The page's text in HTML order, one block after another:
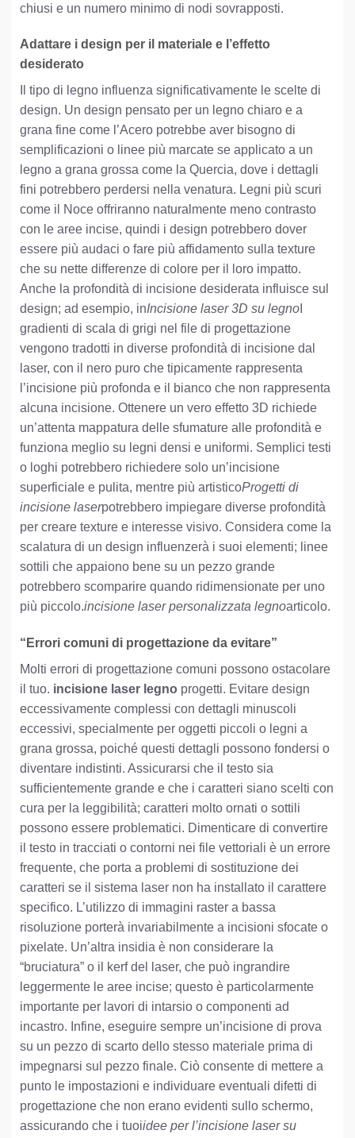
chiusi e un numero minimo di nodi sovrapposti.
Adattare i design per il materiale e l’effetto
desiderato
Il tipo di legno influenza significativamente le scelte di
design. Un design pensato per un legno chiaro e a
grana fine come l’Acero potrebbe aver bisogno di
semplificazioni o linee più marcate se applicato a un
legno a grana grossa come la Quercia, dove i dettagli
fini potrebbero perdersi nella venatura. Legni più scuri
come il Noce offriranno naturalmente meno contrasto
con le aree incise, quindi i design potrebbero dover
essere più audaci o fare più affidamento sulla texture
che su nette differenze di colore per il loro impatto.
Anche la profondità di incisione desiderata influisce sul
design; ad esempio, inIncisione laser 3D su legno
gradienti di scala di grigi nel file di progettazione
vengono tradotti in diverse profondità di incisione dal
laser, con il nero puro che tipicamente rappresenta
l’incisione più profonda e il bianco che non rappresenta
alcuna incisione. Ottenere un vero effetto 3D richiede
un’attenta mappatura delle sfumature alle profondità e
funziona meglio su legni densi e uniformi. Semplici testi
o loghi potrebbero richiedere solo un’incisione
superficiale e pulita, mentre più artisticoProgetti di
incisione laserpotrebbero impiegare diverse profondità
per creare texture e interesse visivo. Considera come la
scalatura di un design influenzerà i suoi elementi; linee
sottili che appaiono bene su un pezzo grande
potrebbero scomparire quando ridimensionate per uno
più piccolo.incisione laser personalizzata legnoarticolo.
“Errori comuni di progettazione da evitare”
Molti errori di progettazione comuni possono ostacolare
il tuo. incisione laser legno progetti. Evitare design
eccessivamente complessi con dettagli minuscoli
eccessivi, specialmente per oggetti piccoli o legni a
grana grossa, poiché questi dettagli possono fondersi o
diventare indistinti. Assicurarsi che il testo sia
sufficientemente grande e che i caratteri siano scelti con
cura per la leggibilità; caratteri molto ornati o sottili
possono essere problematici. Dimenticare di convertire
il testo in tracciati o contorni nei file vettoriali è un errore
frequente, che porta a problemi di sostituzione dei
caratteri se il sistema laser non ha installato il carattere
specifico. L’utilizzo di immagini raster a bassa
risoluzione porterà invariabilmente a incisioni sfocate o
pixelate. Un’altra insidia è non considerare la
“bruciatura” o il kerf del laser, che può ingrandire
leggermente le aree incise; questo è particolarmente
importante per lavori di intarsio o componenti ad
incastro. Infine, eseguire sempre un’incisione di prova
su un pezzo di scarto dello stesso materiale prima di
impegnarsi sul pezzo finale. Ciò consente di mettere a
punto le impostazioni e individuare eventuali difetti di
progettazione che non erano evidenti sullo schermo,
assicurando che i tuoiidee per l’incisione laser su